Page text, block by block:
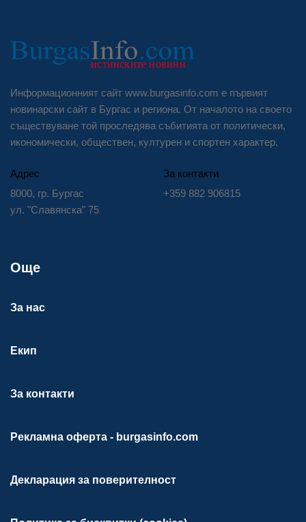
Информационният сайт www.burgasinfo.com е първият
новинарски сайт в Бургас и региона. От началото на своето
съществуване той проследява събитията от политически,
икономически, обществен, културен и спортен характер.
Адрес
8000, гр. Бургас
ул. "Славянска" 75
За контакти
+359 882 906815
Още
За нас
Екип
За контакти
Рекламна оферта - burgasinfo.com
Декларация за поверителност